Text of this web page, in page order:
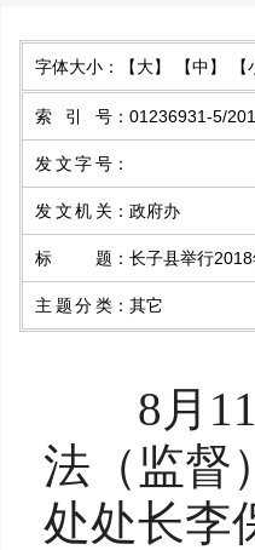
字体大小： 【大】 【中】 【
索引号 ： 01236931-5/
发文字号 ：
发文机关 ： 政府办
标题 ： 长子县举行
主题分类 ： 其它
8月11
法（监督
处处长李